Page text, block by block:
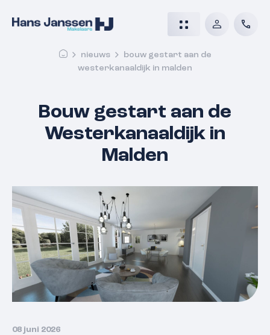
nieuws
bouw gestart aan de
westerkanaaldijk in malden
Bouw gestart aan de
Westerkanaaldijk in
Malden
08 juni 2026